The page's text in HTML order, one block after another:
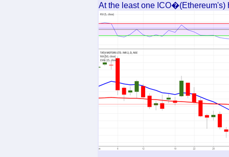
At the least one ICO�(Ethereum's)